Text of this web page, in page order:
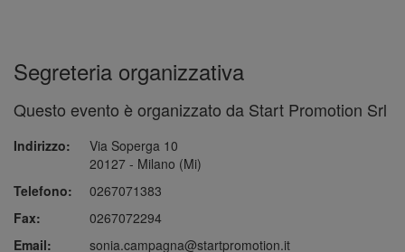
Segreteria organizzativa
Questo evento è organizzato da Start Promotion Srl
Indirizzo:
Via Soperga 10
20127 - Milano (Mi)
Telefono:
0267071383
Fax:
0267072294
Email:
sonia.campagna@startpromotion.it